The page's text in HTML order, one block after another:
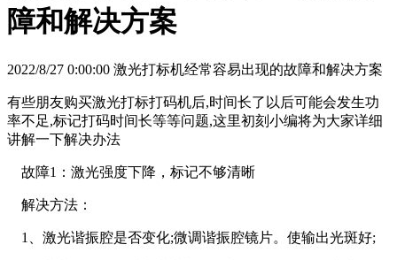
障和解决方案
2022/8/27 0:00:00 激光打标机经常容易出现的故障和解决方案
有些朋友购买激光打标打码机后,时间长了以后可能会发生功
率不足,标记打码时间长等等问题,这里初刻小编将为大家详细
讲解一下解决办法
故障1：激光强度下降，标记不够清晰
解决方法：
1、激光谐振腔是否变化;微调谐振腔镜片。使输出光斑好;